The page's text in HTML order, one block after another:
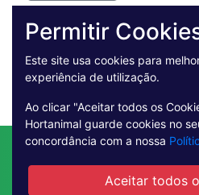
Pagamento Seguro
Contactos Envio
Permitir
Este site usa cookies para
experiência de utilização.
Ao clicar "Aceitar todos os
Hortanimal guarde cookies no
concordância com a nossa
Aceitar todos